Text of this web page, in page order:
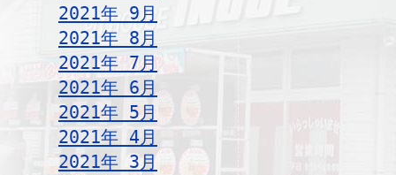
2021年 9月
2021年 8月
2021年 7月
2021年 6月
2021年 5月
2021年 4月
2021年 3月